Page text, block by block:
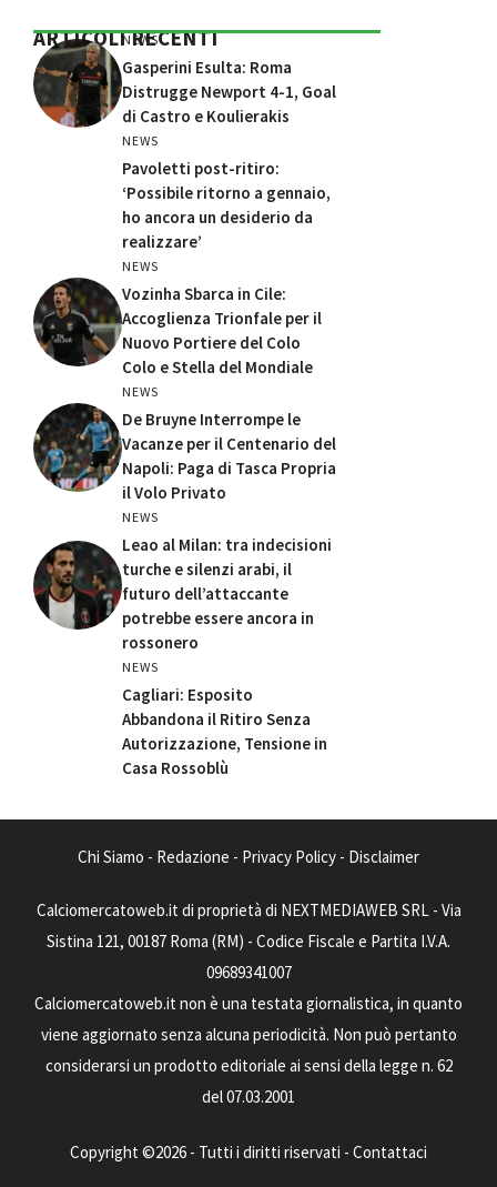
ARTICOLI RECENTI
NEWS
Gasperini Esulta: Roma
Distrugge Newport 4-1, Goal
di Castro e Koulierakis
NEWS
Pavoletti post-ritiro:
‘Possibile ritorno a gennaio,
ho ancora un desiderio da
realizzare’
NEWS
Vozinha Sbarca in Cile:
Accoglienza Trionfale per il
Nuovo Portiere del Colo
Colo e Stella del Mondiale
NEWS
De Bruyne Interrompe le
Vacanze per il Centenario del
Napoli: Paga di Tasca Propria
il Volo Privato
NEWS
Leao al Milan: tra indecisioni
turche e silenzi arabi, il
futuro dell’attaccante
potrebbe essere ancora in
rossonero
NEWS
Cagliari: Esposito
Abbandona il Ritiro Senza
Autorizzazione, Tensione in
Casa Rossoblù
Chi Siamo - Redazione - Privacy Policy - Disclaimer
Calciomercatoweb.it di proprietà di NEXTMEDIAWEB SRL - Via
Sistina 121, 00187 Roma (RM) - Codice Fiscale e Partita I.V.A.
09689341007
Calciomercatoweb.it non è una testata giornalistica, in quanto
viene aggiornato senza alcuna periodicità. Non può pertanto
considerarsi un prodotto editoriale ai sensi della legge n. 62
del 07.03.2001
Copyright ©2026 - Tutti i diritti riservati - Contattaci